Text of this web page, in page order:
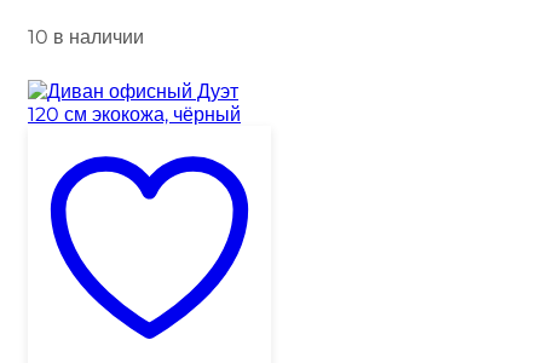
10 в наличии